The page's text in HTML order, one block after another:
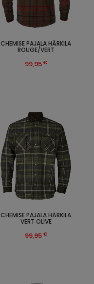
CHEMISE PAJALA HÄRKILA
ROUGE/VERT
99,95 €
CHEMISE PAJALA HÄRKILA
VERT OLIVE
99,95 €